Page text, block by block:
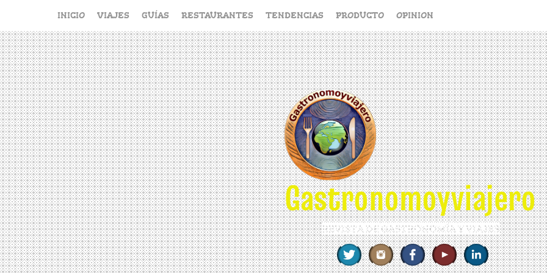
contenido
INICIO VIAJES GUÍAS RESTAURANTES TENDENCIAS PRODUCTO OPINION
Gastronomoyviajero
REVISTA DE GASTRONOMÍA Y VIAJES